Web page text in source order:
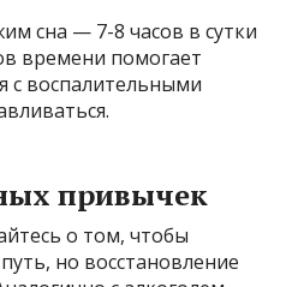
сна — 7-8 часов в сутки
времени помогает
с воспалительными
привычек
о том, чтобы
но восстановление